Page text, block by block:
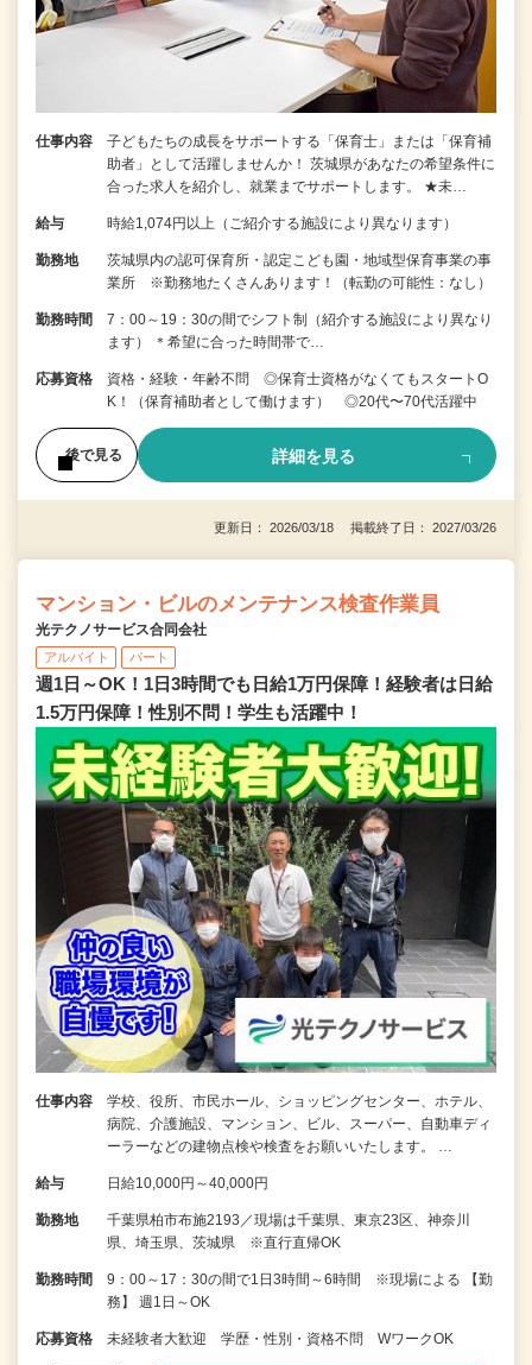
仕事内容
子どもたちの成長をサポートする「保育士」または「保育補
助者」として活躍しませんか！ 茨城県があなたの希望条件に
合った求人を紹介し、就業までサポートします。 ★未…
給与 時給1,074円以上（ご紹介する施設により異なります）
勤務地
茨城県内の認可保育所・認定こども園・地域型保育事業の事
業所 ※勤務地たくさんあります！（転勤の可能性：なし）
勤務時間
7：00～19：30の間でシフト制（紹介する施設により異なり
ます） ＊希望に合った時間帯で…
応募資格
資格・経験・年齢不問 ◎保育士資格がなくてもスタートO
K！（保育補助者として働けます） ◎20代〜70代活躍中
後で見る 詳細を見る
更新日： 2026/03/18 掲載終了日： 2027/03/26
マンション・ビルのメンテナンス検査作業員
光テクノサービス合同会社
アルバイト パート
週1日～OK！1日3時間でも日給1万円保障！経験者は日給
1.5万円保障！性別不問！学生も活躍中！
仕事内容
学校、役所、市民ホール、ショッピングセンター、ホテル、
病院、介護施設、マンション、ビル、スーパー、自動車ディ
ーラーなどの建物点検や検査をお願いいたします。 …
給与 日給10,000円～40,000円
勤務地
千葉県柏市布施2193／現場は千葉県、東京23区、神奈川
県、埼玉県、茨城県 ※直行直帰OK
勤務時間
9：00～17：30の間で1日3時間～6時間 ※現場による 【勤
務】 週1日～OK
応募資格 未経験者大歓迎 学歴・性別・資格不問 WワークOK